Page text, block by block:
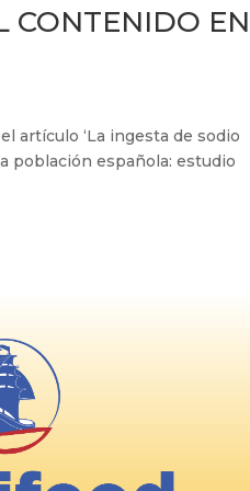
CONTENIDO EN
artículo ‘La ingesta de sodio
población española: estudio